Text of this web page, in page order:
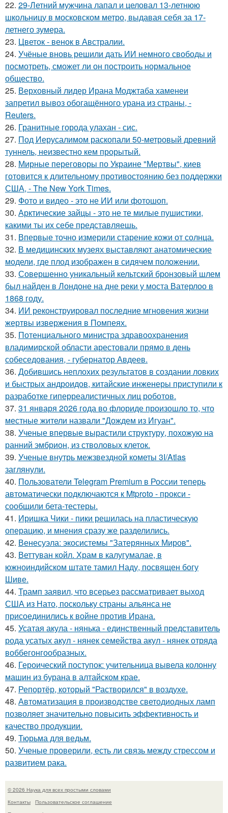
22. 29-Летний мужчина лапал и целовал 13-летнюю
школьницу в московском метро, выдавая себя за 17-
летнего зумера.
23. Цветок - венок в Австралии.
24. Учёные вновь решили дать ИИ немного свободы и
посмотреть, сможет ли он построить нормальное
общество.
25. Верховный лидер Ирана Моджтаба хаменеи
запретил вывоз обогащённого урана из страны, -
Reuters.
26. Гранитные города улахан - сис.
27. Под Иерусалимом раскопали 50-метровый древний
туннель, неизвестно кем прорытый.
28. Мирные переговоры по Украине "Мертвы", киев
готовится к длительному противостоянию без поддержки
США, - The New York Times.
29. Фото и видео - это не ИИ или фотошоп.
30. Арктические зайцы - это не те милые пушистики,
какими ты их себе представляешь.
31. Впервые точно измерили старение кожи от солнца.
32. В медицинских музеях выставляют анатомические
модели, где плод изображен в сидячем положении.
33. Совершенно уникальный кельтский бронзовый шлем
был найден в Лондоне на дне реки у моста Ватерлоо в
1868 году.
34. ИИ реконструировал последние мгновения жизни
жертвы извержения в Помпеях.
35. Потенциального министра здравоохранения
владимирской области арестовали прямо в день
собеседования, - губернатор Авдеев.
36. Добившись неплохих результатов в создании ловких
и быстрых андроидов, китайские инженеры приступили к
разработке гиперреалистичных лиц роботов.
37. 31 января 2026 года во флориде произошло то, что
местные жители назвали "Дождем из Игуан".
38. Ученые впервые вырастили структуру, похожую на
ранний эмбрион, из стволовых клеток.
39. Ученые внутрь межзвездной кометы 3I/Atlas
заглянули.
40. Пользователи Telegram Premium в России теперь
автоматически подключаются к Mtproto - прокси -
сообщили бета-тестеры.
41. Иришка Чики - пики решилась на пластическую
операцию, и мнения сразу же разделились.
42. Венесуэла: экосистемы "Затерянных Миров".
43. Веттуван койл. Храм в калугумалае, в
южноиндийском штате тамил Наду, посвящен богу
Шиве.
44. Трамп заявил, что всерьез рассматривает выход
США из Нато, поскольку страны альянса не
присоединились к войне против Ирана.
45. Усатая акула - нянька - единственный представитель
рода усатых акул - нянек семейства акул - нянек отряда
воббегонгообразных.
46. Героический поступок: учительница вывела колонну
машин из бурана в алтайском крае.
47. Репортёр, который "Растворился" в воздухе.
48. Автоматизация в производстве светодиодных ламп
позволяет значительно повысить эффективность и
качество продукции.
49. Тюрьма для ведьм.
50. Ученые проверили, есть ли связь между стрессом и
развитием рака.
© 2026 Наука для всех простыми словами
Контакты
Пользовательское соглашение